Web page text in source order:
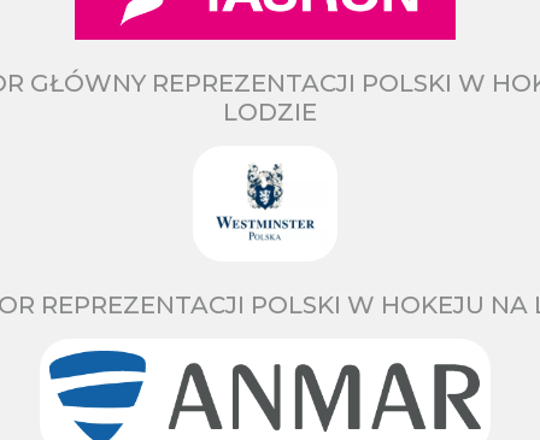
GŁÓWNY REPREZENTACJI POLSKI W
LODZIE
REPREZENTACJI POLSKI W HOKEJU NA